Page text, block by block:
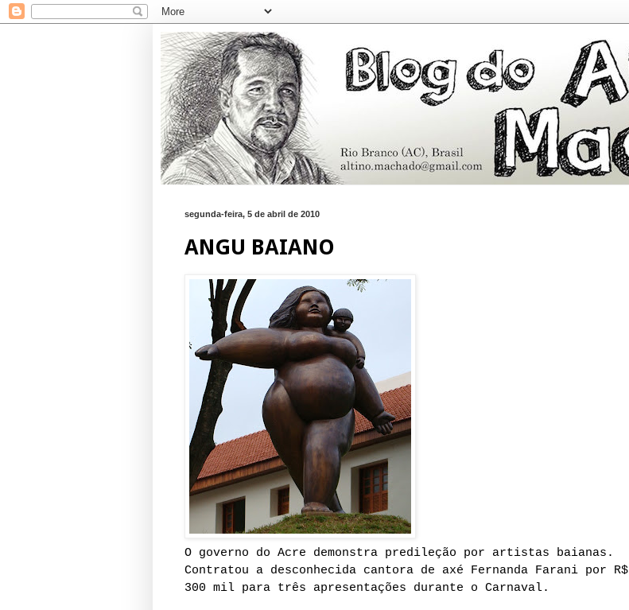
segunda-feira, 5 de abril de 2010
ANGU BAIANO
O governo do Acre demonstra predileção por artistas baianas.
Contratou a desconhecida cantora de axé Fernanda Farani por R$
300 mil para três apresentações durante o Carnaval.